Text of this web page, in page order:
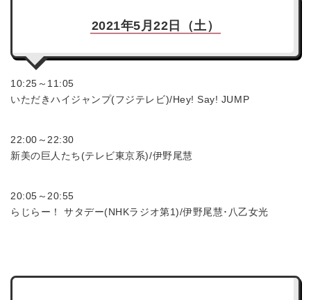
2021年5月22日（土）
10:25～11:05
いただきハイジャンプ(フジテレビ)/Hey! Say! JUMP
22:00～22:30
新美の巨人たち(テレビ東京系)/伊野尾慧
20:05～20:55
らじらー！ サタデー(NHKラジオ第1)/伊野尾慧･八乙女光